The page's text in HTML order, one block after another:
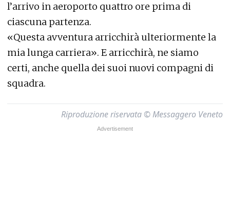
l’arrivo in aeroporto quattro ore prima di
ciascuna partenza.
«Questa avventura arricchirà ulteriormente la
mia lunga carriera». E arricchirà, ne siamo
certi, anche quella dei suoi nuovi compagni di
squadra.
Riproduzione riservata © Messaggero Veneto